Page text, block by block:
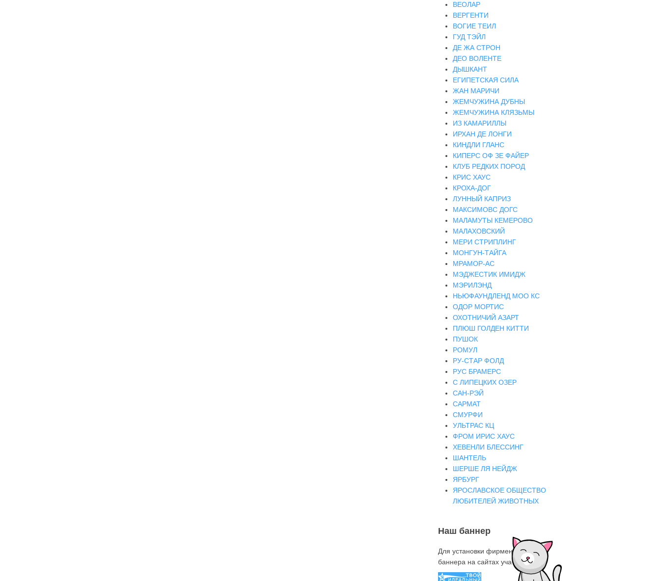
ВЕОЛАР
ВЕРГЕНТИ
ВОГИЕ ТЕИЛ
ГУД ТЭЙЛ
ДЕ ЖА СТРОН
ДЕО ВОЛЕНТЕ
ДЫШКАНТ
ЕГИПЕТСКАЯ СИЛА
ЖАН МАРИЧИ
ЖЕМЧУЖИНА ДУБНЫ
ЖЕМЧУЖИНА КЛЯЗЬМЫ
ИЗ КАМАРИЛЛЫ
ИРХАН ДЕ ЛОНГИ
КИНДЛИ ГЛАНС
КИПЕРС ОФ ЗЕ ФАЙЕР
КЛУБ РЕДКИХ ПОРОД
КРИС ХАУС
КРОХА-ДОГ
ЛУННЫЙ КАПРИЗ
МАКСИМОВС ДОГС
МАЛАМУТЫ КЕМЕРОВО
МАЛАХОВСКИЙ
МЕРИ СТРИПЛИНГ
МОНГУН-ТАЙГА
МРАМОР-АС
МЭДЖЕСТИК ИМИДЖ
МЭРИЛЭНД
НЬЮФАУНДЛЕНД МОО КС
ОДОР МОРТИС
ОХОТНИЧИЙ АЗАРТ
ПЛЮШ ГОЛДЕН КИТТИ
ПУШОК
РОМУЛ
РУ-СТАР ФОЛД
РУС БРАМЕРС
С ЛИПЕЦКИХ ОЗЕР
САН-РЭЙ
САРМАТ
СМУРФИ
УЛЬТРАС КЦ
ФРОМ ИРИС ХАУС
ХЕВЕНЛИ БЛЕССИНГ
ШАНТЕЛЬ
ШЕРШЕ ЛЯ НЕЙДЖ
ЯРБУРГ
ЯРОСЛАВСКОЕ ОБЩЕСТВО
ЛЮБИТЕЛЕЙ ЖИВОТНЫХ
Наш баннер
Для установки фирменного знака-
баннера на сайтах участниках